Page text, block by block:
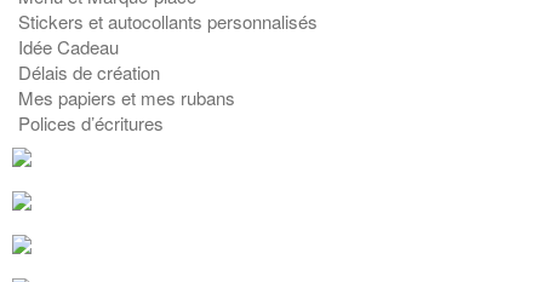
Stickers et autocollants personnalisés
Idée Cadeau
Délais de création
Mes papiers et mes rubans
Polices d’écritures